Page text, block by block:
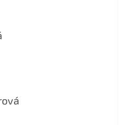
5 z 5 hviezdičiek.
5 z 5 hviezdičiek.